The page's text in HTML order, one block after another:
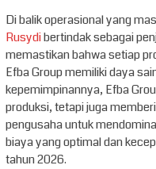
Di balik operasional yang
Rusydibertindak sebagai
memastikan bahwa setiap
Efba Group memiliki daya
kepemimpinannya, Efba
produksi, tetapi juga
pengusaha untuk
biaya yang optimal dan
tahun 2026.